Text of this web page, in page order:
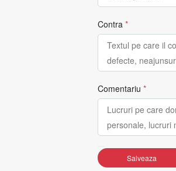
Contra *
Comentariu *
Salveaza